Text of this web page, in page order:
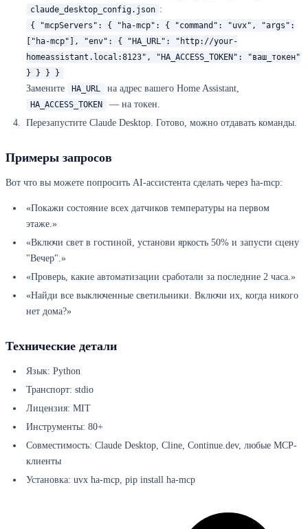
claude_desktop_config.json :
{ "mcpServers": { "ha-mcp": { "command": "uvx", "args":
["ha-mcp"], "env": { "HA_URL": "http://your-
homeassistant.local:8123", "HA_ACCESS_TOKEN": "ваш_токен"
} } } }
Замените HA_URL на адрес вашего Home Assistant,
HA_ACCESS_TOKEN
— на токен.
Перезапустите Claude Desktop. Готово, можно отдавать команды.
Примеры запросов
Вот что вы можете попросить AI-ассистента сделать через ha-mcp:
«Покажи состояние всех датчиков температуры на первом
этаже.»
«Включи свет в гостиной, установи яркость 50% и запусти сцену
"Вечер".»
«Проверь, какие автоматизации сработали за последние 2 часа.»
«Найди все выключенные светильники. Включи их, когда никого
нет дома?»
Технические детали
Язык: Python
Транспорт: stdio
Лицензия: MIT
Инструменты: 80+
Совместимость: Claude Desktop, Cline, Continue.dev, любые MCP-
клиенты
Установка: uvx ha-mcp, pip install ha-mcp